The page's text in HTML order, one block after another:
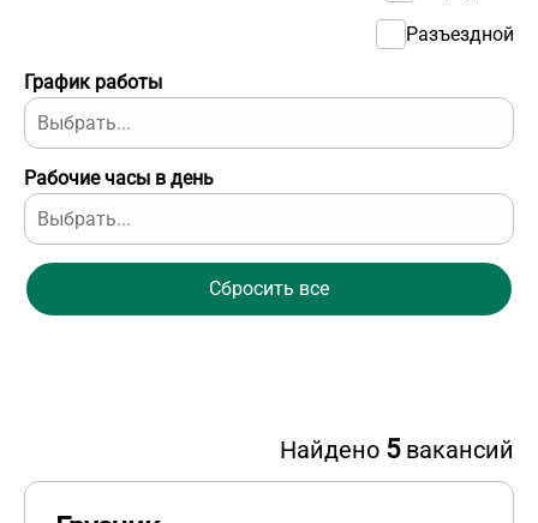
График работы
Рабочие часы в день
Разъездной
Сбросить все
Найдено 5вакансий